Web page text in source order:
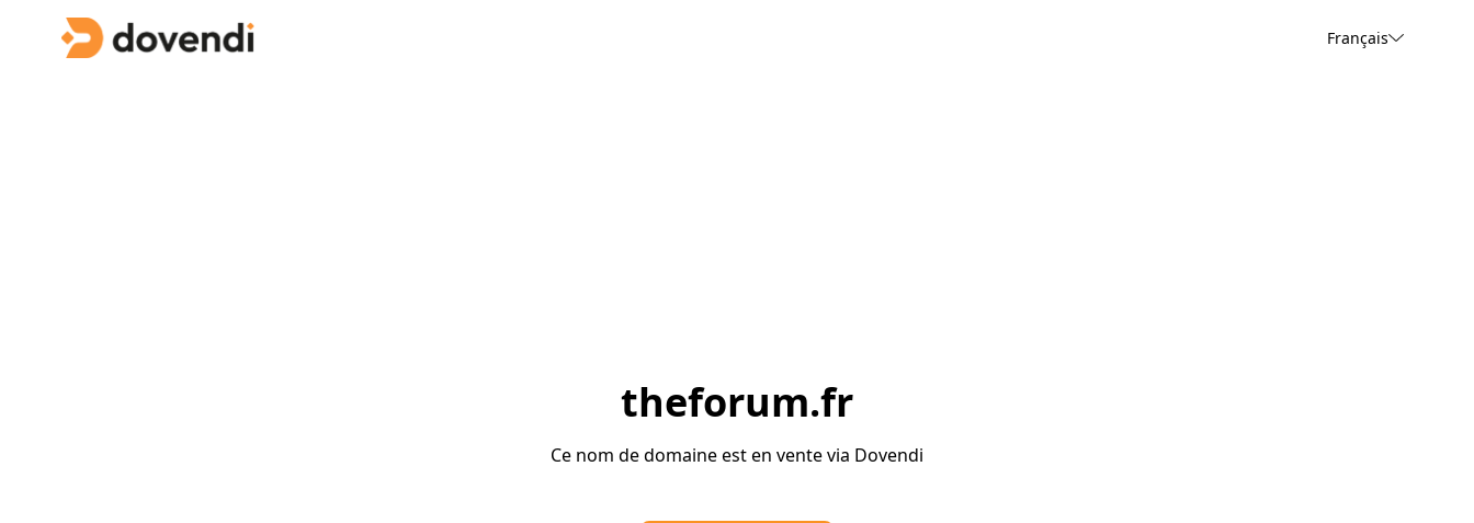
Français
theforum.fr
Ce nom de domaine est en vente via Dovendi